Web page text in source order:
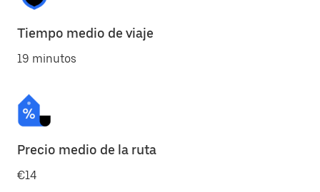
Tiempo medio de viaje
19 minutos
Precio medio de la ruta
€14